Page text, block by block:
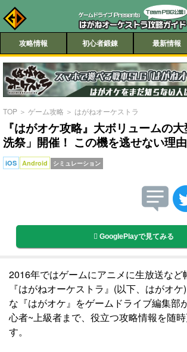
攻略情報 初心者鍛錬 最新情報
TOP ＞ ゲーム攻略 ＞ はがねオーケストラ
『はがオケ攻略』大ボリュームの
洗祭」開催！ この機を逃せない理
iOS Android シミュレーション
GooglePlayで見てみる
2016年ではゲームにアニメに生放送など
『はがねオーケストラ』(以下、はがオ
な『はがオケ』をゲームドライブ編集部
心者~上級者まで、役立つ攻略情報を随
す。